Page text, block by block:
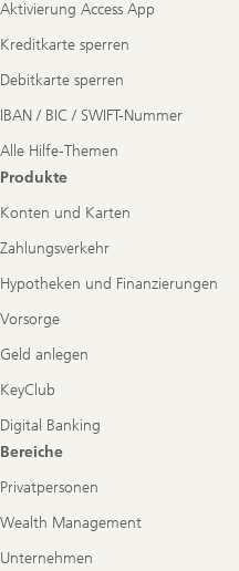
Aktivierung Access App
Kreditkarte sperren
Debitkarte sperren
IBAN / BIC / SWIFT-Nummer
Alle Hilfe-Themen
Produkte
Konten und Karten
Zahlungsverkehr
Hypotheken und Finanzierungen
Vorsorge
Geld anlegen
KeyClub
Digital Banking
Bereiche
Privatpersonen
Wealth Management
Unternehmen